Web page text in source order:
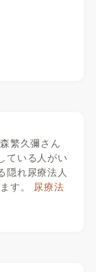
繁久彌さん
ている人がい
隠れ尿療法人
す。 尿療法